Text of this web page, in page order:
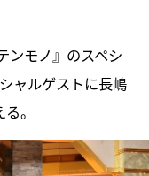
ンモノ』のスペシ
ャルゲストに長嶋
。